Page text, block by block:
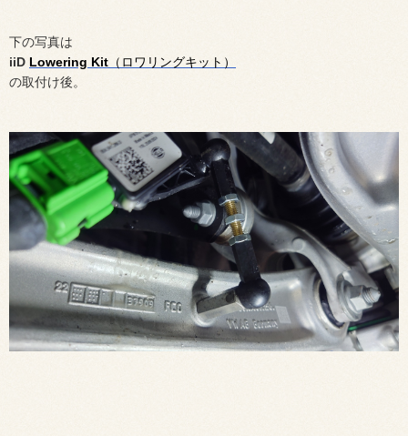
下の写真は
iiD Lowering Kit （ロワリングキット）
の取付け後。